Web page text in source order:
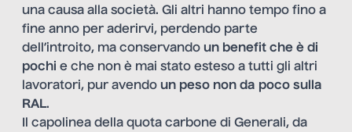
una causa alla società. Gli altri hanno tempo fino a
fine anno per aderirvi, perdendo parte
dell’introito, ma conservando un benefit che è di
pochi e che non è mai stato esteso a tutti gli altri
lavoratori, pur avendo un peso non da poco sulla
RAL.
Il capolinea della quota carbone di Generali, da